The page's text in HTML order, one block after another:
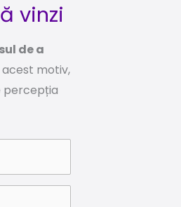
vinzi
de a
acest motiv,
percepția